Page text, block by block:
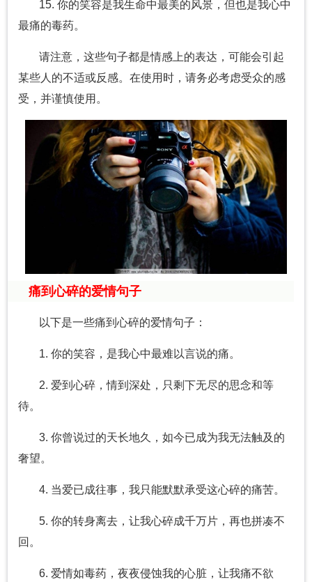
15. 你的笑容是我生命中最美的风景，但也是我心中
最痛的毒药。
请注意，这些句子都是情感上的表达，可能会引起
某些人的不适或反感。在使用时，请务必考虑受众的感
受，并谨慎使用。
痛到心碎的爱情句子
以下是一些痛到心碎的爱情句子：
1. 你的笑容，是我心中最难以言说的痛。
2. 爱到心碎，情到深处，只剩下无尽的思念和等
待。
3. 你曾说过的天长地久，如今已成为我无法触及的
奢望。
4. 当爱已成往事，我只能默默承受这心碎的痛苦。
5. 你的转身离去，让我心碎成千万片，再也拼凑不
回。
6. 爱情如毒药，夜夜侵蚀我的心脏，让我痛不欲